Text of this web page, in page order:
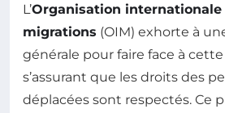
L’Organisation internationale
migrations (OIM) exhorte à
générale pour faire face à
s’assurant que les droits des
déplacées sont respectés. Ce